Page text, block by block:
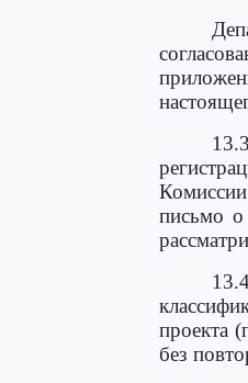
письмо о
проекта
без